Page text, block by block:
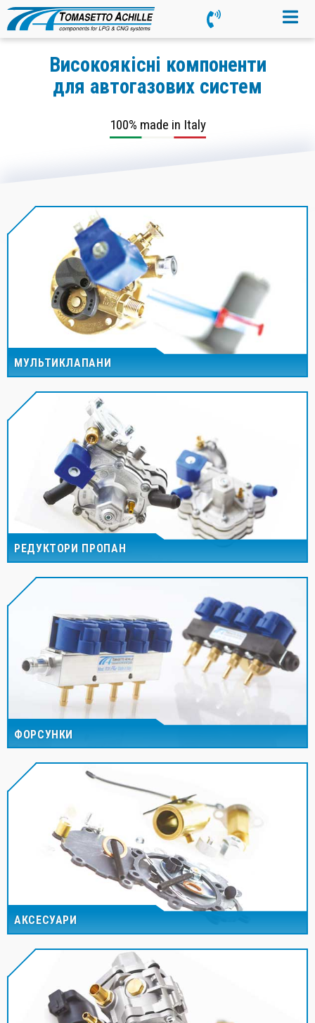
Високоякісні компоненти
для автогазових систем
100% made in Italy
МУЛЬТИКЛАПАНИ
РЕДУКТОРИ ПРОПАН
ФОРСУНКИ
АКСЕСУАРИ